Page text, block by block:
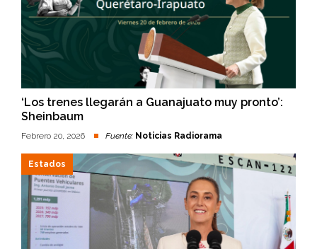
‘Los trenes llegarán a Guanajuato muy pronto’:
Sheinbaum
Febrero 20, 2026 Fuente: Noticias Radiorama
Estados